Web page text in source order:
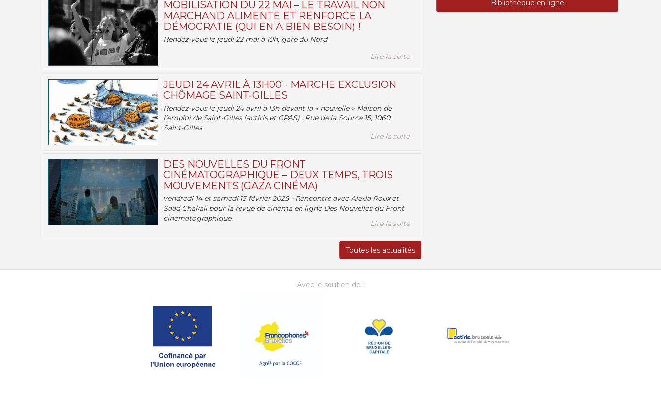
MOBILISATION DU 22 MAI – LE TRAVAIL NON
MARCHAND ALIMENTE ET RENFORCE LA
DÉMOCRATIE (QUI EN A BIEN BESOIN) !
Rendez-vous le jeudi 22 mai à 10h, gare du Nord
Lire la suite
JEUDI 24 AVRIL À 13H00 - MARCHE EXCLUSION
CHÔMAGE SAINT-GILLES
Rendez-vous le jeudi 24 avril à 13h devant la « nouvelle » Maison de
l’emploi de Saint-Gilles (actiris et CPAS) : Rue de la Source 15, 1060
Saint-Gilles
Lire la suite
DES NOUVELLES DU FRONT
CINÉMATOGRAPHIQUE – DEUX TEMPS, TROIS
MOUVEMENTS (GAZA CINÉMA)
vendredi 14 et samedi 15 février 2025 - Rencontre avec Alexia Roux et
Saad Chakali pour la revue de cinéma en ligne Des Nouvelles du Front
cinématographique.
Lire la suite
Toutes les actualités
Bibliothèque en ligne
Avec le soutien de :